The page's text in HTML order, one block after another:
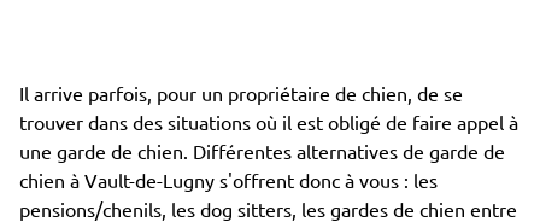
Il arrive parfois, pour un propriétaire de chien, de se
trouver dans des situations où il est obligé de faire appel à
une garde de chien. Différentes alternatives de garde de
chien à Vault-de-Lugny s'offrent donc à vous : les
pensions/chenils, les dog sitters, les gardes de chien entre